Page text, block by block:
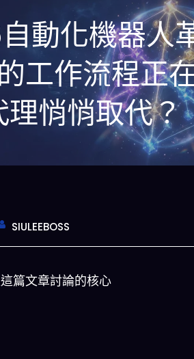
動化機器人
工作流程正
理悄悄取代？
SIULEEBOSS
篇文章討論的核心